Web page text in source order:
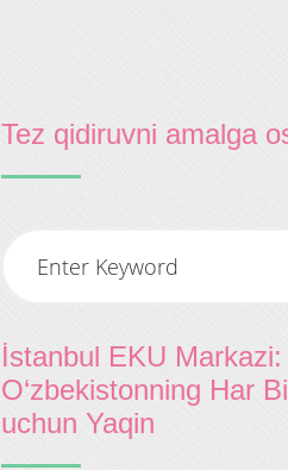
Tez qidiruvni amalga
İstanbul EKU Markazi:
O‘zbekistonning Har
uchun Yaqin